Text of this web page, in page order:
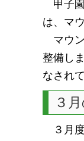
甲子園
は、マ
マウン
整備し
なされ
３
３月度